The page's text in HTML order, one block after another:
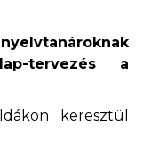
tervezés a
keresztül